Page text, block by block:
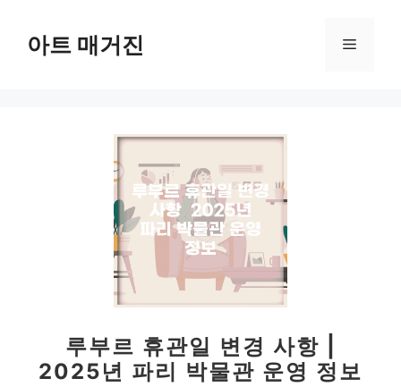
아트 매거진 메
루부르 휴관일 변경 사항 |
2025년 파리 박물관 운영 정보